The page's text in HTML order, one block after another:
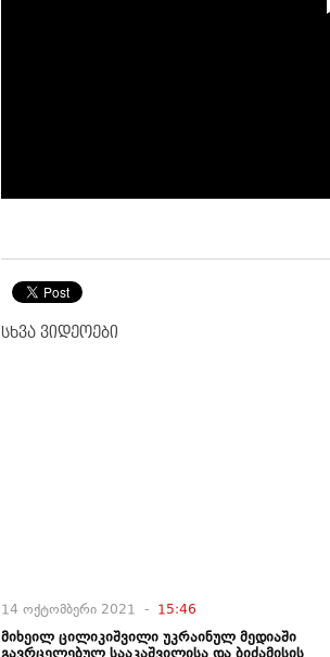
სხვა ვიდეოები
14 ოქტომბერი 2021 - 15:46
მიხეილ ცილიკიშვილი უკრაინულ მედიაში